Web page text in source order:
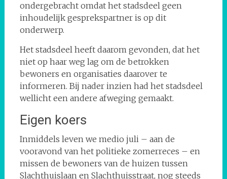
ondergebracht omdat het stadsdeel geen
inhoudelijk gesprekspartner is op dit
onderwerp.
Het stadsdeel heeft daarom gevonden, dat het
niet op haar weg lag om de betrokken
bewoners en organisaties daarover te
informeren. Bij nader inzien had het stadsdeel
wellicht een andere afweging gemaakt.
Eigen koers
Inmiddels leven we medio juli – aan de
vooravond van het politieke zomerreces – en
missen de bewoners van de huizen tussen
Slachthuislaan en Slachthuisstraat, nog steeds